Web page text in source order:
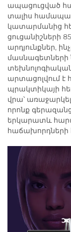
ապացուցված
տալիս
կատարմանից
ցուցանիշների
արդյունքներ,
մասնագետների
տեխնոլոգիական
արտացոլվում
պրակտիկայի
վրա՝
որոնք
երկարատև
հաճախորդների